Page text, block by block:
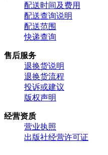
配送时间及费用
配送查询说明
配送范围
快递查询
售后服务
退换货说明
退换货流程
投诉或建议
版权声明
经营资质
营业执照
出版社经营许可证